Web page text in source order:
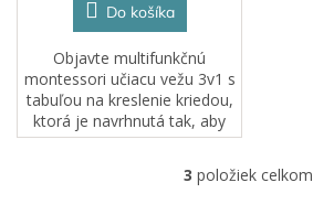
Do košíka
Objavte multifunkčnú
montessori učiacu vežu 3v1 s
tabuľou na kreslenie kriedou,
ktorá je navrhnutá tak, aby
ponúkala všestrannosť
ľahko premení na stôl a
O
3 položiek celkom